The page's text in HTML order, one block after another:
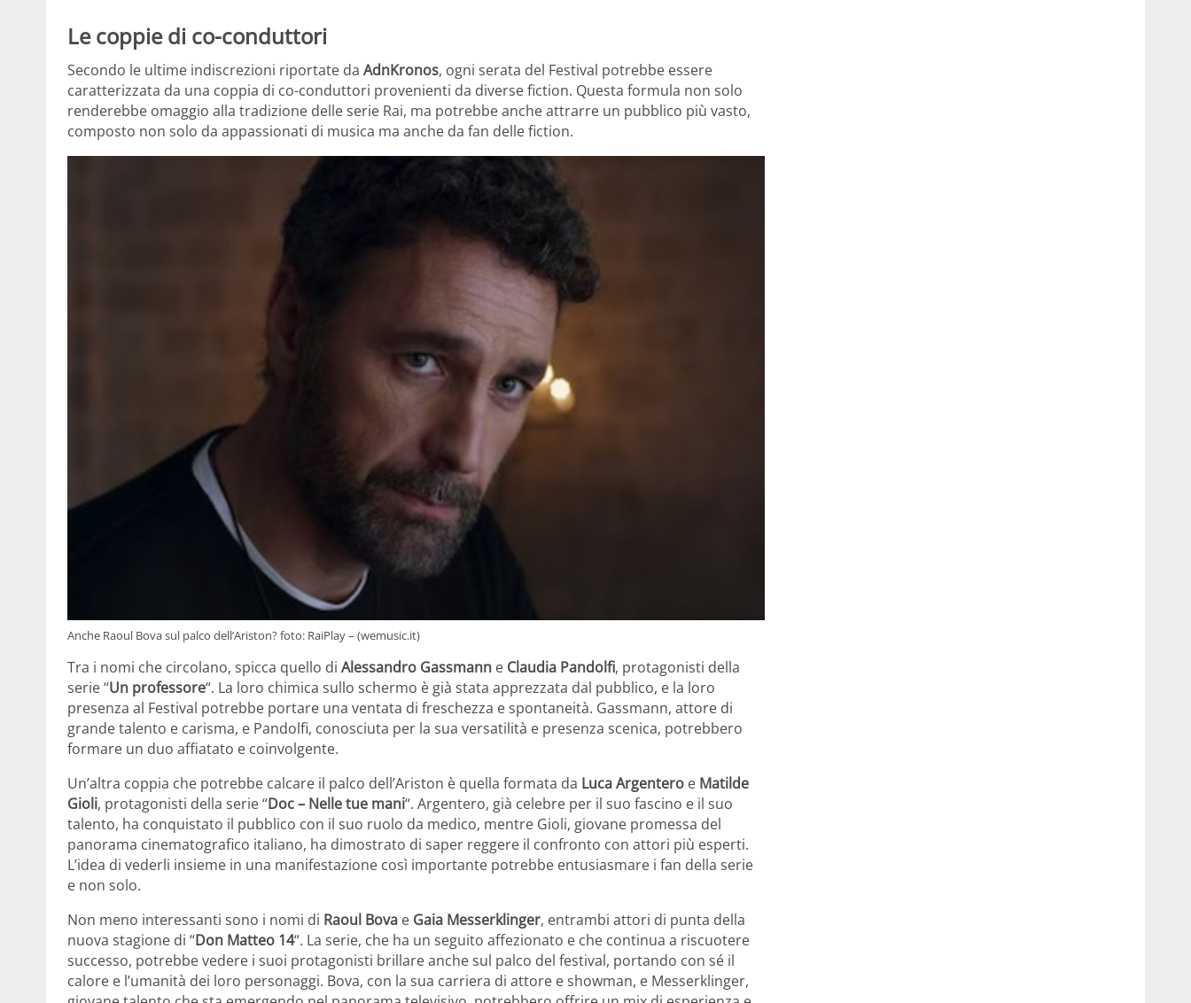
Le coppie di co-conduttori
Secondo le ultime indiscrezioni riportate da AdnKronos, ogni serata del Festival potrebbe essere
caratterizzata da una coppia di co-conduttori provenienti da diverse fiction. Questa formula non solo
renderebbe omaggio alla tradizione delle serie Rai, ma potrebbe anche attrarre un pubblico più vasto,
composto non solo da appassionati di musica ma anche da fan delle fiction.
Anche Raoul Bova sul palco dell’Ariston? foto: RaiPlay – (wemusic.it)
Tra i nomi che circolano, spicca quello di Alessandro Gassmann e Claudia Pandolfi, protagonisti della
serie “Un professore“. La loro chimica sullo schermo è già stata apprezzata dal pubblico, e la loro
presenza al Festival potrebbe portare una ventata di freschezza e spontaneità. Gassmann, attore di
grande talento e carisma, e Pandolfi, conosciuta per la sua versatilità e presenza scenica, potrebbero
formare un duo affiatato e coinvolgente.
Un’altra coppia che potrebbe calcare il palco dell’Ariston è quella formata da Luca Argentero e Matilde
Gioli, protagonisti della serie “Doc – Nelle tue mani“. Argentero, già celebre per il suo fascino e il suo
talento, ha conquistato il pubblico con il suo ruolo da medico, mentre Gioli, giovane promessa del
panorama cinematografico italiano, ha dimostrato di saper reggere il confronto con attori più esperti.
L’idea di vederli insieme in una manifestazione così importante potrebbe entusiasmare i fan della serie
e non solo.
Non meno interessanti sono i nomi di Raoul Bova e Gaia Messerklinger, entrambi attori di punta della
nuova stagione di “Don Matteo 14“. La serie, che ha un seguito affezionato e che continua a riscuotere
successo, potrebbe vedere i suoi protagonisti brillare anche sul palco del festival, portando con sé il
calore e l’umanità dei loro personaggi. Bova, con la sua carriera di attore e showman, e Messerklinger,